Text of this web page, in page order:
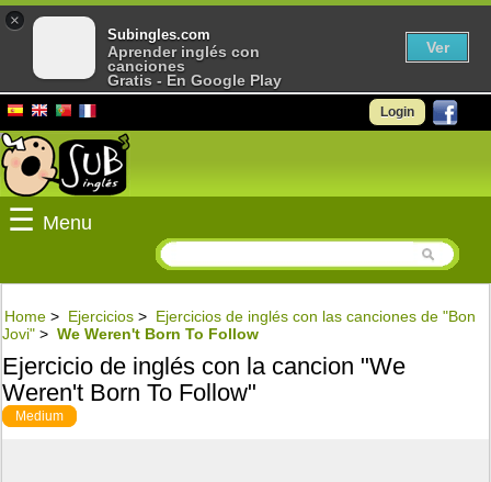
Login
☰ Menu
Home > Ejercicios > Ejercicios de inglés con las canciones de "Bon
Jovi" > We Weren't Born To Follow
Ejercicio de inglés con la cancion "We
Weren't Born To Follow"
Medium
×
Subingles.com
Aprender inglés con
canciones
Gratis - En Google Play
Ver